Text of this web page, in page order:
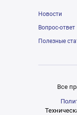
Новости
Вопрос-ответ
Полезные
Все